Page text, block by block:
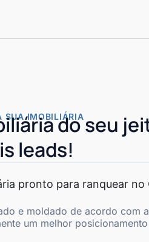
SUA IMOBILIÁRIAdo seu
leads!
pronto para ranquear no
e moldado de acordo com
um melhor